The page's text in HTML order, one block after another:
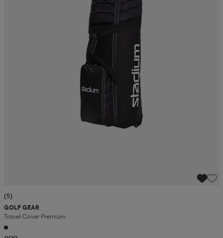
(5)
GOLF GEAR
Travel Cover Premium